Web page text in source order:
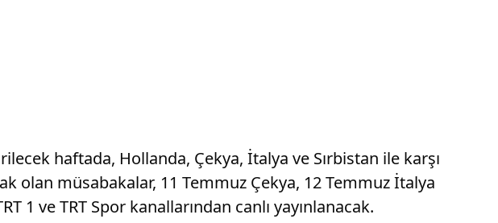
haftada, Hollanda, Çekya, İtalya ve Sırbistan ile karşı
olan müsabakalar, 11 Temmuz Çekya, 12 Temmuz İtalya
1 ve TRT Spor kanallarından canlı yayınlanacak.